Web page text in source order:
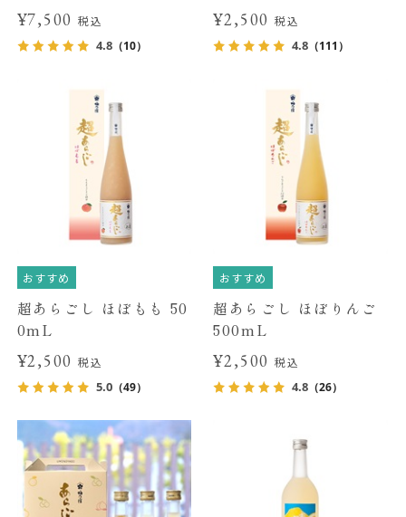
¥7,500税込
4.8（10）
¥2,500 税込
4.8 （111）
おすすめ
超あらごし ほぼもも 50
0mL
¥2,500税込
5.0（49）
おすすめ
超あらごし ほぼりんご
500mL
¥2,500 税込
4.8 （26）